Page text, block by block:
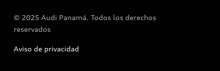
© 2025 Audi Panamá. Todos los derechos
reservados
Aviso de privacidad